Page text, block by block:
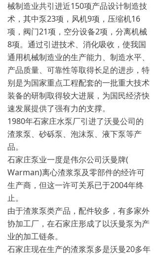
械制造业共引进近150项产品设计制造技
术，其中泵23项，风机9项，压缩机16
项，阀门21项，空分设备2项，分离机械
8项。通过引进技术、消化吸收，使我国
通用机械制造业的生产能力、制造水平、
产品质量、可靠性等取得长足的进步，特
别是为国家重点工程配套的一批重大技术
装备的研制取得较大进展，为国民经济快
速发展提供了强有力的支撑。
1980年石家庄水泵厂引进了沃曼公司的
渣浆泵、砂砾泵、泡沫泵、液下泵等产
品。
石家庄泵业一度是伟尔公司沃曼牌(
Warman)离心渣浆泵及零部件的经许可
生产商，但这一许可关系已于2004年终
止。
由于渣浆泵类产品，配件较多，有多家外
协加工厂，在石家庄形成了以沃曼泵为产
业的加工链条。
石家庄现在生产的渣浆泵多是沃曼20多年